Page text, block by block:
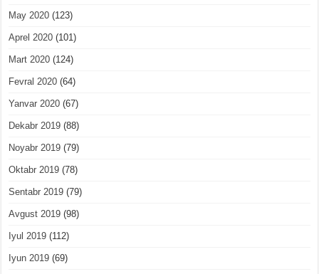
May 2020 (123)
Aprel 2020 (101)
Mart 2020 (124)
Fevral 2020 (64)
Yanvar 2020 (67)
Dekabr 2019 (88)
Noyabr 2019 (79)
Oktabr 2019 (78)
Sentabr 2019 (79)
Avgust 2019 (98)
Iyul 2019 (112)
Iyun 2019 (69)